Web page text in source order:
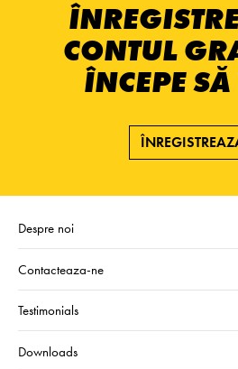
CONTUL
ÎNCEPE
Despre noi
Contacteaza-ne
Testimonials
Downloads